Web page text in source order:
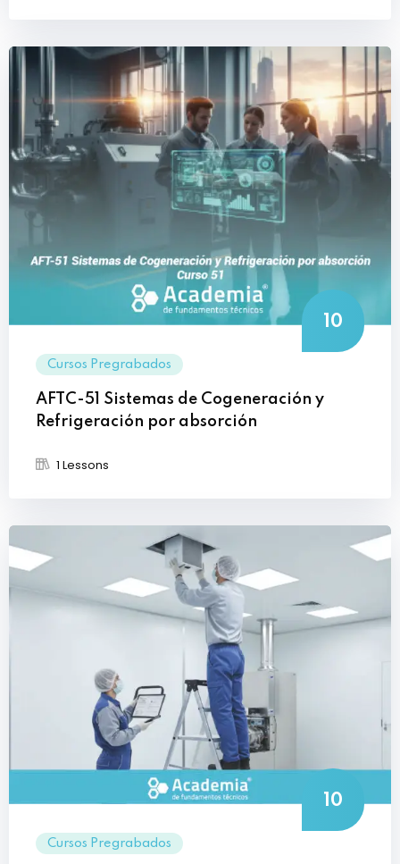
10
Cursos Pregrabados
AFTC-51 Sistemas de Cogeneración y
Refrigeración por absorción
1 Lessons
10
Cursos Pregrabados